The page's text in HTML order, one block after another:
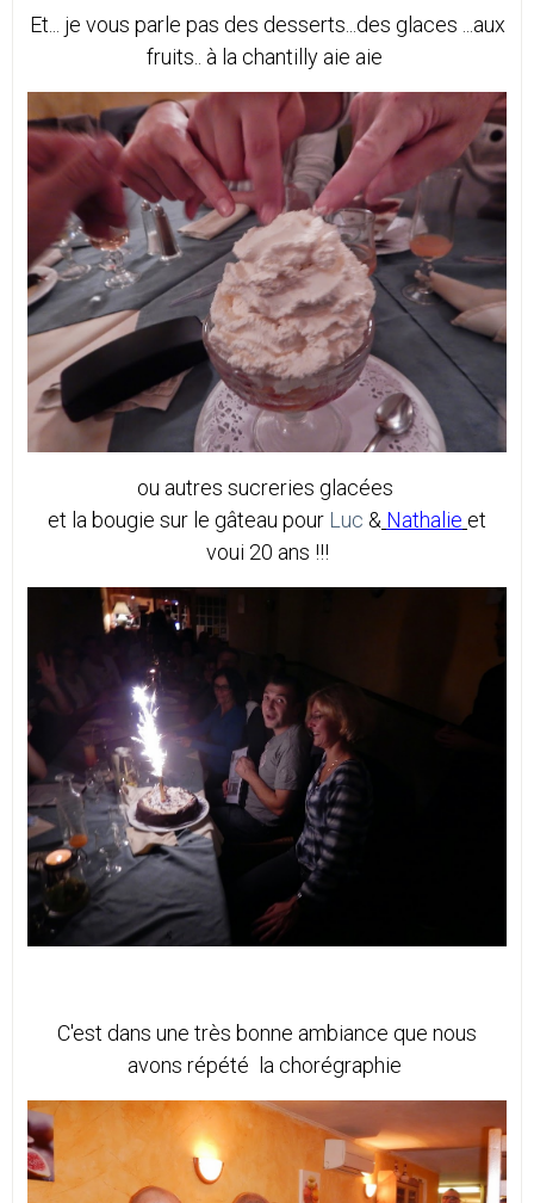
Et... je vous parle pas des desserts...des glaces ...aux
fruits.. à la chantilly aie aie
ou autres sucreries glacées
et la bougie sur le gâteau pour Luc & Nathalie et
voui 20 ans !!!
C'est dans une très bonne ambiance que nous
avons répété la chorégraphie